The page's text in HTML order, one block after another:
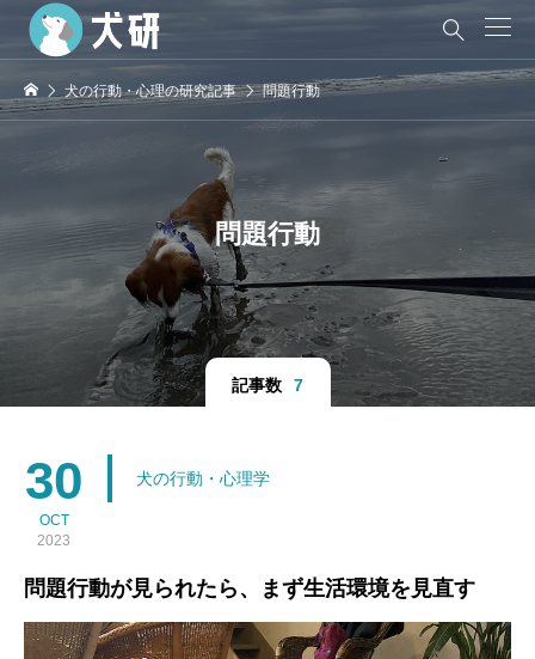

犬の行動・心理の研究記事 問題行動
問題行動
記事数 7
30
OCT
2023
犬の行動・心理学
問題行動が見られたら、まず生活環境を見直す